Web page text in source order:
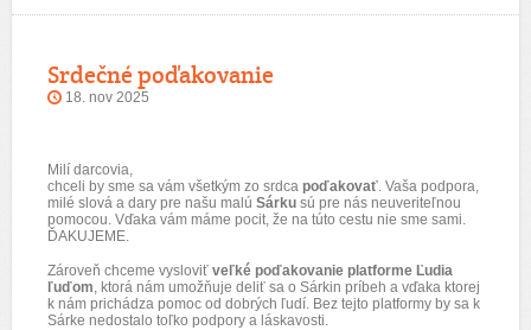
Srdečné poďakovanie
18. nov 2025
Milí darcovia,
chceli by sme sa vám všetkým zo srdca poďakovať. Vaša podpora,
milé slová a dary pre našu malú Sárku sú pre nás neuveriteľnou
pomocou. Vďaka vám máme pocit, že na túto cestu nie sme sami.
ĎAKUJEME.
Zároveň chceme vysloviť veľké poďakovanie platforme Ľudia
ľuďom, ktorá nám umožňuje deliť sa o Sárkin príbeh a vďaka ktorej
k nám prichádza pomoc od dobrých ľudí. Bez tejto platformy by sa k
Sárke nedostalo toľko podpory a láskavosti.